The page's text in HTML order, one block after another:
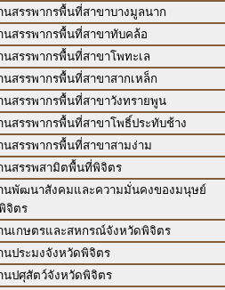
นสรรพากรพื้นที่สาขาบางมูลนาก
นสรรพากรพื้นที่สาขาทับคล้อ
นสรรพากรพื้นที่สาขาโพทะเล
นสรรพากรพื้นที่สาขาสากเหล็ก
นสรรพากรพื้นที่สาขาวังทรายพูน
นสรรพากรพื้นที่สาขาโพธิ์ประทับช้าง
นสรรพากรพื้นที่สาขาสามง่าม
นสรรพสามิตพื้นที่พิจิตร
นพัฒนาสังคมและความมั่นคงของมนุษย์
จิตร
นเกษตรและสหกรณ์จังหวัดพิจิตร
นประมงจังหวัดพิจิตร
นปศุสัตว์จังหวัดพิจิตร